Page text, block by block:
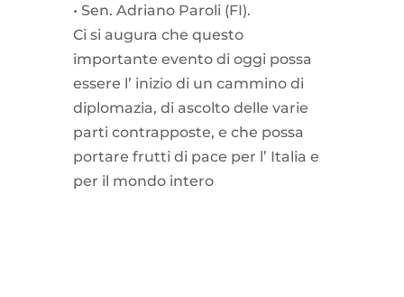
•⁠ ⁠Sen. Adriano Paroli (FI).
Ci si augura che questo
importante evento di oggi possa
essere l’ inizio di un cammino di
diplomazia, di ascolto delle varie
parti contrapposte, e che possa
portare frutti di pace per l’ Italia e
per il mondo intero